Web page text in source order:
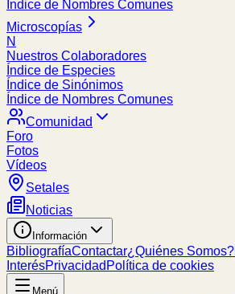
Índice de Nombres Comunes
Microscopías
N
Nuestros Colaboradores
Índice de Especies
Índice de Sinónimos
Índice de Nombres Comunes
Comunidad
Foro
Fotos
Vídeos
Setales
Noticias
Información
BibliografíaContactar¿Quiénes Somos?
InterésPrivacidad Política de cookies
Menú